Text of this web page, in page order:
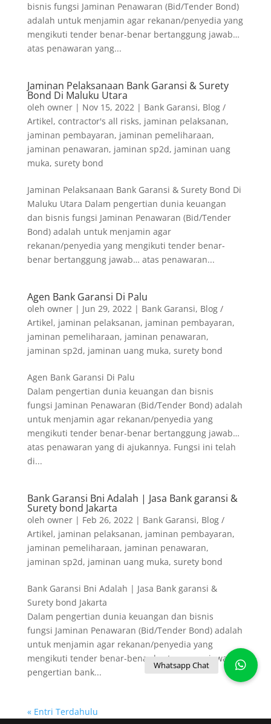
bisnis fungsi Jaminan Penawaran (Bid/Tender Bond)
adalah untuk menjamin agar rekanan/penyedia yang
mengikuti tender benar-benar bertanggung jawab…
atas penawaran yang...
Jaminan Pelaksanaan Bank Garansi & Surety
Bond Di Maluku Utara
oleh owner| Nov 15, 2022| Bank Garansi, Blog /
Artikel, contractor's all risks, jaminan pelaksanan,
jaminan pembayaran, jaminan pemeliharaan,
jaminan penawaran, jaminan sp2d, jaminan uang
muka, surety bond
Jaminan Pelaksanaan Bank Garansi & Surety Bond Di
Maluku Utara Dalam pengertian dunia keuangan
dan bisnis fungsi Jaminan Penawaran (Bid/Tender
Bond) adalah untuk menjamin agar
rekanan/penyedia yang mengikuti tender benar-
benar bertanggung jawab… atas penawaran...
Agen Bank Garansi Di Palu
oleh owner| Jun 29, 2022| Bank Garansi, Blog /
Artikel, jaminan pelaksanan, jaminan pembayaran,
jaminan pemeliharaan, jaminan penawaran,
jaminan sp2d, jaminan uang muka, surety bond
Agen Bank Garansi Di Palu
Dalam pengertian dunia keuangan dan bisnis
fungsi Jaminan Penawaran (Bid/Tender Bond) adalah
untuk menjamin agar rekanan/penyedia yang
mengikuti tender benar-benar bertanggung jawab…
atas penawaran yang di ajukannya. Fungsi ini telah
di...
Bank Garansi Bni Adalah | Jasa Bank garansi &
Surety bond Jakarta
oleh owner| Feb 26, 2022| Bank Garansi, Blog /
Artikel, jaminan pelaksanan, jaminan pembayaran,
jaminan pemeliharaan, jaminan penawaran,
jaminan sp2d, jaminan uang muka, surety bond
Bank Garansi Bni Adalah | Jasa Bank garansi &
Surety bond Jakarta
Dalam pengertian dunia keuangan dan bisnis
fungsi Jaminan Penawaran (Bid/Tender Bond) adalah
untuk menjamin agar rekanan/penyedia yang
mengikuti tender benar-benar bertanggung jawab…
pengertian bank...
« Entri Terdahulu